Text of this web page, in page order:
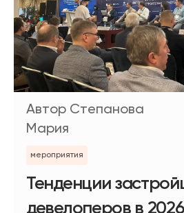
Автор Степанова
Мария
мероприятия
Тенденции
девелоперов в